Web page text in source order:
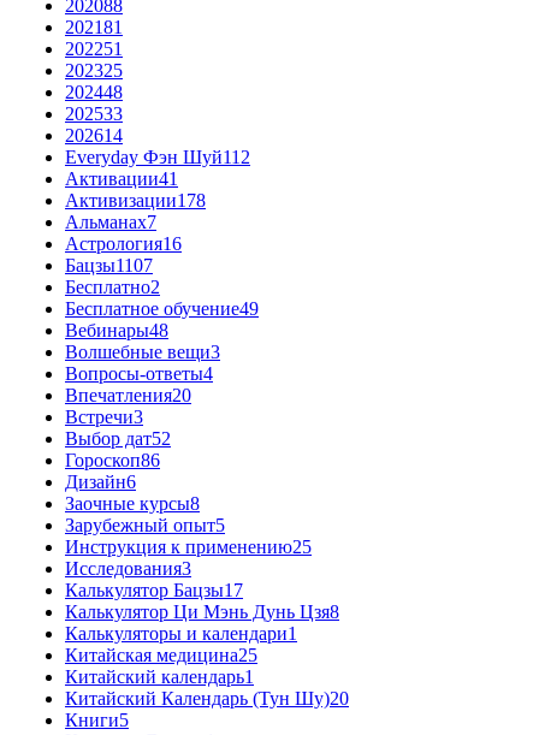
202088
202181
202251
202325
202448
202533
202614
Everyday Фэн Шуй112
Активации41
Активизации178
Альманах7
Астрология16
Бацзы1107
Бесплатно2
Бесплатное обучение49
Вебинары48
Волшебные вещи3
Вопросы-ответы4
Впечатления20
Встречи3
Выбор дат52
Гороскоп86
Дизайн6
Заочные курсы8
Зарубежный опыт5
Инструкция к применению25
Исследования3
Калькулятор Бацзы17
Калькулятор Ци Мэнь Дунь Цзя8
Калькуляторы и календари1
Китайская медицина25
Китайский календарь1
Китайский Календарь (Тун Шу)20
Книги5